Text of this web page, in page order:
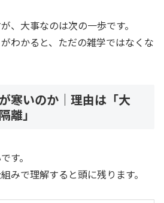
、大事なのは次の一歩です。
わかると、ただの雑学ではなくな
寒いのか｜理由は「大
離」
す。
みで理解すると頭に残ります。